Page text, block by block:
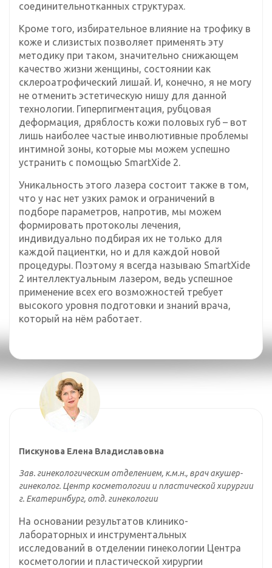
соединительнотканных структурах.
Кроме того, избирательное влияние на трофику в
коже и слизистых позволяет применять эту
методику при таком, значительно снижающем
качество жизни женщины, состоянии как
склероатрофический лишай. И, конечно, я не могу
не отменить эстетическую нишу для данной
технологии. Гиперпигментация, рубцовая
деформация, дряблость кожи половых губ – вот
лишь наиболее частые инволютивные проблемы
интимной зоны, которые мы можем успешно
устранить с помощью SmartXide 2.
Уникальность этого лазера состоит также в том,
что у нас нет узких рамок и ограничений в
подборе параметров, напротив, мы можем
формировать протоколы лечения,
индивидуально подбирая их не только для
каждой пациентки, но и для каждой новой
процедуры. Поэтому я всегда называю SmartXide
2 интеллектуальным лазером, ведь успешное
применение всех его возможностей требует
высокого уровня подготовки и знаний врача,
который на нём работает.
Пискунова Елена Владиславовна
Зав. гинекологическим отделением, к.м.н., врач акушер-
гинеколог. Центр косметологии и пластической хирургии
г. Екатеринбург, отд. гинекологии
На основании результатов клинико-
лабораторных и инструментальных
исследований в отделении гинекологии Центра
косметологии и пластической хирургии